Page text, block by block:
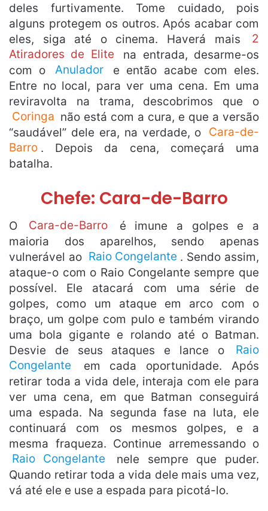
deles furtivamente. Tome cuidado, pois
alguns protegem os outros. Após acabar com
eles, siga até o cinema. Haverá mais
2
Atiradores de Elite
na entrada, desarme-os
com o
Anulador
e então acabe com eles.
Entre no local, para ver uma cena. Em uma
reviravolta na trama, descobrimos que o
Coringa não está com a cura, e que a versão
“saudável” dele era, na verdade, o
Cara-de-
Barro . Depois da cena, começará uma
batalha.
Chefe: Cara-de-Barro
O Cara-de-Barro
é imune a golpes e a
maioria dos aparelhos, sendo apenas
vulnerável ao Raio Congelante . Sendo assim,
ataque-o com o Raio Congelante sempre que
possível. Ele atacará com uma série de
golpes, como um ataque em arco com o
braço, um golpe com pulo e também virando
uma bola gigante e rolando até o Batman.
Desvie de seus ataques e lance o
Raio
Congelante
em cada oportunidade. Após
retirar toda a vida dele, interaja com ele para
ver uma cena, em que Batman conseguirá
uma espada. Na segunda fase na luta, ele
continuará com os mesmos golpes, e a
mesma fraqueza. Continue arremessando o
Raio Congelante
nele sempre que puder.
Quando retirar toda a vida dele mais uma vez,
vá até ele e use a espada para picotá-lo.